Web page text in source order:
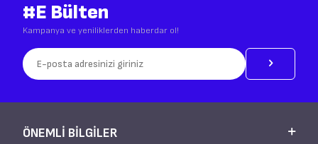
#E Bülten
Kampanya ve yeniliklerden haberdar ol!
ÖNEMLI BILGILER